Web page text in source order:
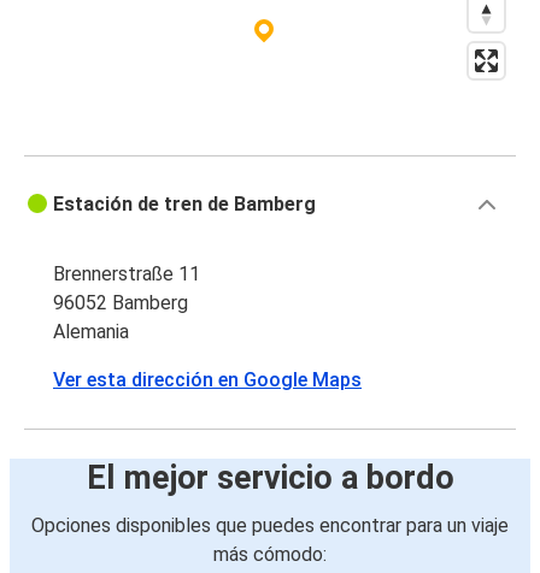
Estación de tren de Bamberg
Brennerstraße 11
96052 Bamberg
Alemania
Ver esta dirección en Google Maps
El mejor servicio a bordo
Opciones disponibles que puedes encontrar para un viaje
más cómodo: